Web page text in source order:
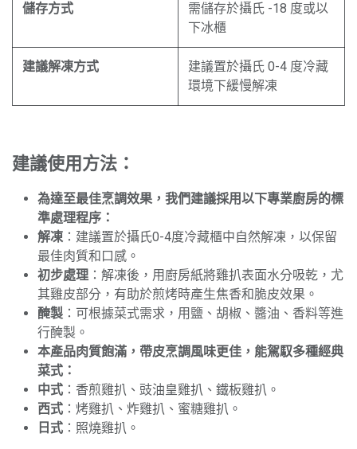
儲存方式
需儲存於攝氏 -18 度或以
下冰櫃
建議解凍方式
建議置於攝氏 0-4 度冷藏
環境下緩慢解凍
建議使用方法：
為達至最佳烹調效果，我們建議採用以下專業廚房的標
準處理程序：
解凍 ：建議置於攝氏0-4度冷藏櫃中自然解凍，以保留
最佳肉質和口感。
初步處理 ：解凍後，用廚房紙將雞扒表面水分吸乾，尤
其雞皮部分，有助於煎烤時產生焦香和脆皮效果。
醃製 ：可根據菜式需求，用鹽、胡椒、醬油、香料等進
行醃製。
本產品肉質飽滿，帶皮烹調風味更佳，能駕馭多種經典
菜式：
中式 ：香煎雞扒、豉油皇雞扒、鐵板雞扒。
西式 ：烤雞扒、炸雞扒、蜜糖雞扒。
日式 ：照燒雞扒。